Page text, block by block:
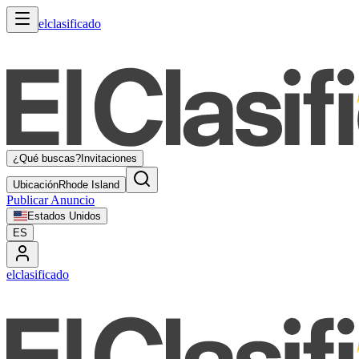
elclasificado
¿Qué buscas? Invitaciones
UbicaciónRhode Island
Publicar Anuncio
Estados Unidos
ES
elclasificado